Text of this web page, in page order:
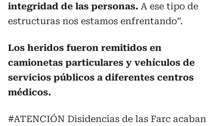
integridad de las personas. A ese tipo de
estructuras nos estamos enfrentando”.
Los heridos fueron remitidos en
camionetas particulares y vehículos de
servicios públicos a diferentes centros
médicos.
#ATENCIÓN Disidencias de las Farc acaban